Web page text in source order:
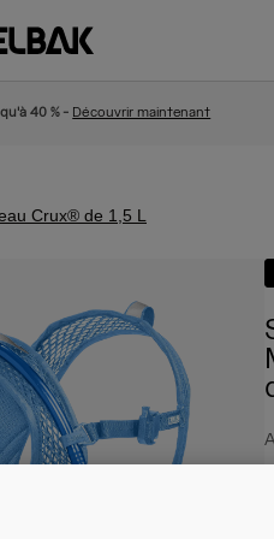
40 % - Découvrir maintenant
Crux® de 1,5 L